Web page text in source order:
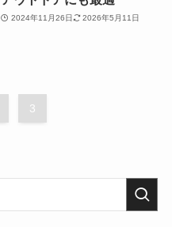
2024年11月26日 2026年5月11日
3